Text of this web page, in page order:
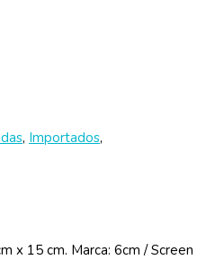
, Importados,
x 15 cm. Marca: 6cm / Screen